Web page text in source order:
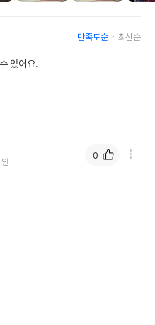
만족도순 최신순
있어요.
안
0